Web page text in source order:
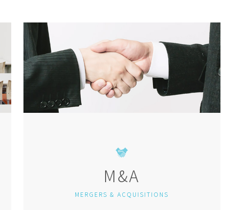
M&A
MERGERS & ACQUISITIONS